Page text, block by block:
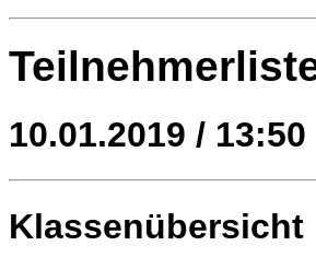
10.01.2019 / 13:50
Klassenübersicht